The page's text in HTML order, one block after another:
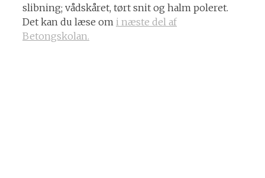
slibning; vådskåret, tørt snit og halm poleret.
Det kan du læse om i næste del af
Betongskolan.